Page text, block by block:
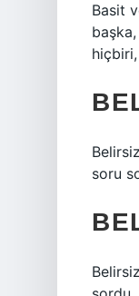
Basit
hiçbiri,
soru